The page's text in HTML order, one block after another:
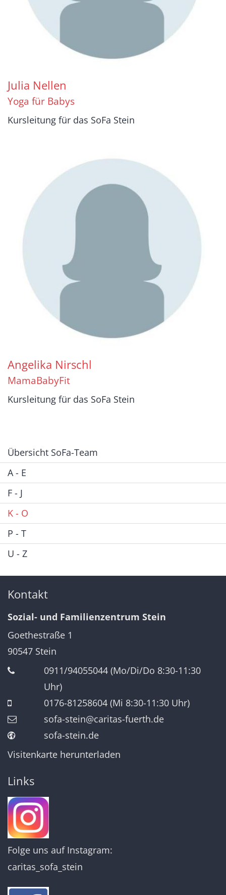
Julia Nellen
Yoga für Babys
Kursleitung für das SoFa Stein
Angelika Nirschl
MamaBabyFit
Kursleitung für das SoFa Stein
Übersicht SoFa-Team
A - E
F - J
K - O
P - T
U - Z
Kontakt
Sozial- und Familienzentrum Stein
Goethestraße 1
90547 Stein
0911/94055044 (Mo/Di/Do 8:30-11:30
Uhr)
0176-81258604 (Mi 8:30-11:30 Uhr)
sofa-stein@caritas-fuerth.de
sofa-stein.de
Visitenkarte herunterladen
Links
Folge uns auf Instagram:
caritas_sofa_stein